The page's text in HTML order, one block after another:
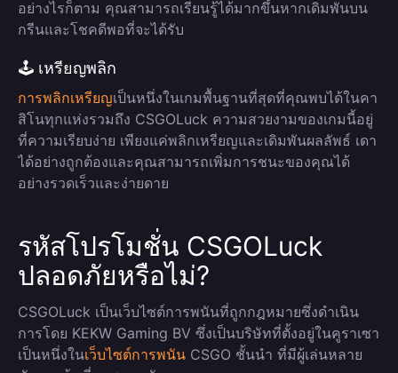
อย่างไรก็ตาม คุณสามารถเรียนรู้ได้มากขึ้นหากเดิมพันบน
กรีนและโชคดีพอที่จะได้รับ
🕹️ เหรียญพลิก
การพลิกเหรียญเป็นหนึ่งในเกมพื้นฐานที่สุดที่คุณพบได้ในคา
สิโนทุกแห่งรวมถึง CSGOLuck ความสวยงามของเกมนี้อยู่
ที่ความเรียบง่าย เพียงแค่พลิกเหรียญและเดิมพันผลลัพธ์ เดา
ได้อย่างถูกต้องและคุณสามารถเพิ่มการชนะของคุณได้
อย่างรวดเร็วและง่ายดาย
รหัสโปรโมชั่น CSGOLuck
ปลอดภัยหรือไม่?
CSGOLuck เป็นเว็บไซต์การพนันที่ถูกกฎหมายซึ่งดำเนิน
การโดย KEKW Gaming BV ซึ่งเป็นบริษัทที่ตั้งอยู่ในคูราเซา
เป็นหนึ่งในเว็บไซต์การพนัน CSGO ชั้นนำ ที่มีผู้เล่นหลาย